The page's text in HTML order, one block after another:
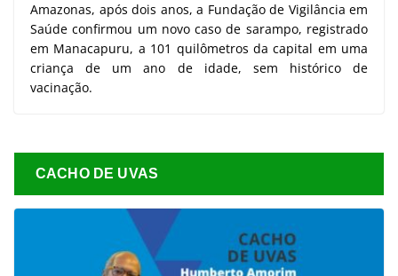
Amazonas, após dois anos, a Fundação de Vigilância em
Saúde confirmou um novo caso de sarampo, registrado
em Manacapuru, a 101 quilômetros da capital em uma
criança de um ano de idade, sem histórico de
vacinação.
CACHO DE UVAS